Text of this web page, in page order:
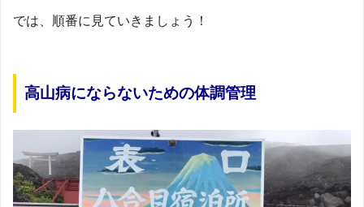
では、順番に見ていきましょう！
高山病にならないための体調管理